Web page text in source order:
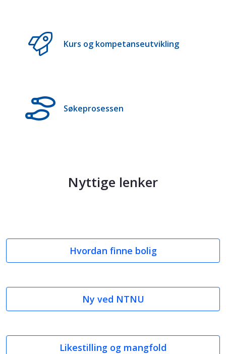
Kurs og kompetanseutvikling
Søkeprosessen
Nyttige lenker
Hvordan finne bolig
Ny ved NTNU
Likestilling og mangfold